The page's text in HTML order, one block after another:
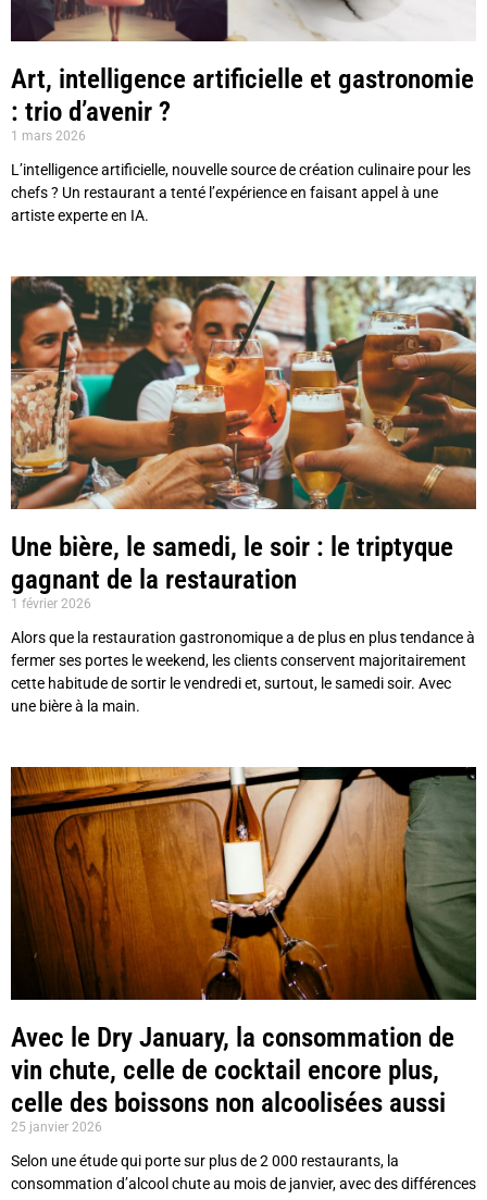
Art, intelligence artificielle et gastronomie
: trio d’avenir ?
1 mars 2026
L’intelligence artificielle, nouvelle source de création culinaire pour les
chefs ? Un restaurant a tenté l’expérience en faisant appel à une
artiste experte en IA.
Une bière, le samedi, le soir : le triptyque
gagnant de la restauration
1 février 2026
Alors que la restauration gastronomique a de plus en plus tendance à
fermer ses portes le weekend, les clients conservent majoritairement
cette habitude de sortir le vendredi et, surtout, le samedi soir. Avec
une bière à la main.
Avec le Dry January, la consommation de
vin chute, celle de cocktail encore plus,
celle des boissons non alcoolisées aussi
25 janvier 2026
Selon une étude qui porte sur plus de 2 000 restaurants, la
consommation d’alcool chute au mois de janvier, avec des différences